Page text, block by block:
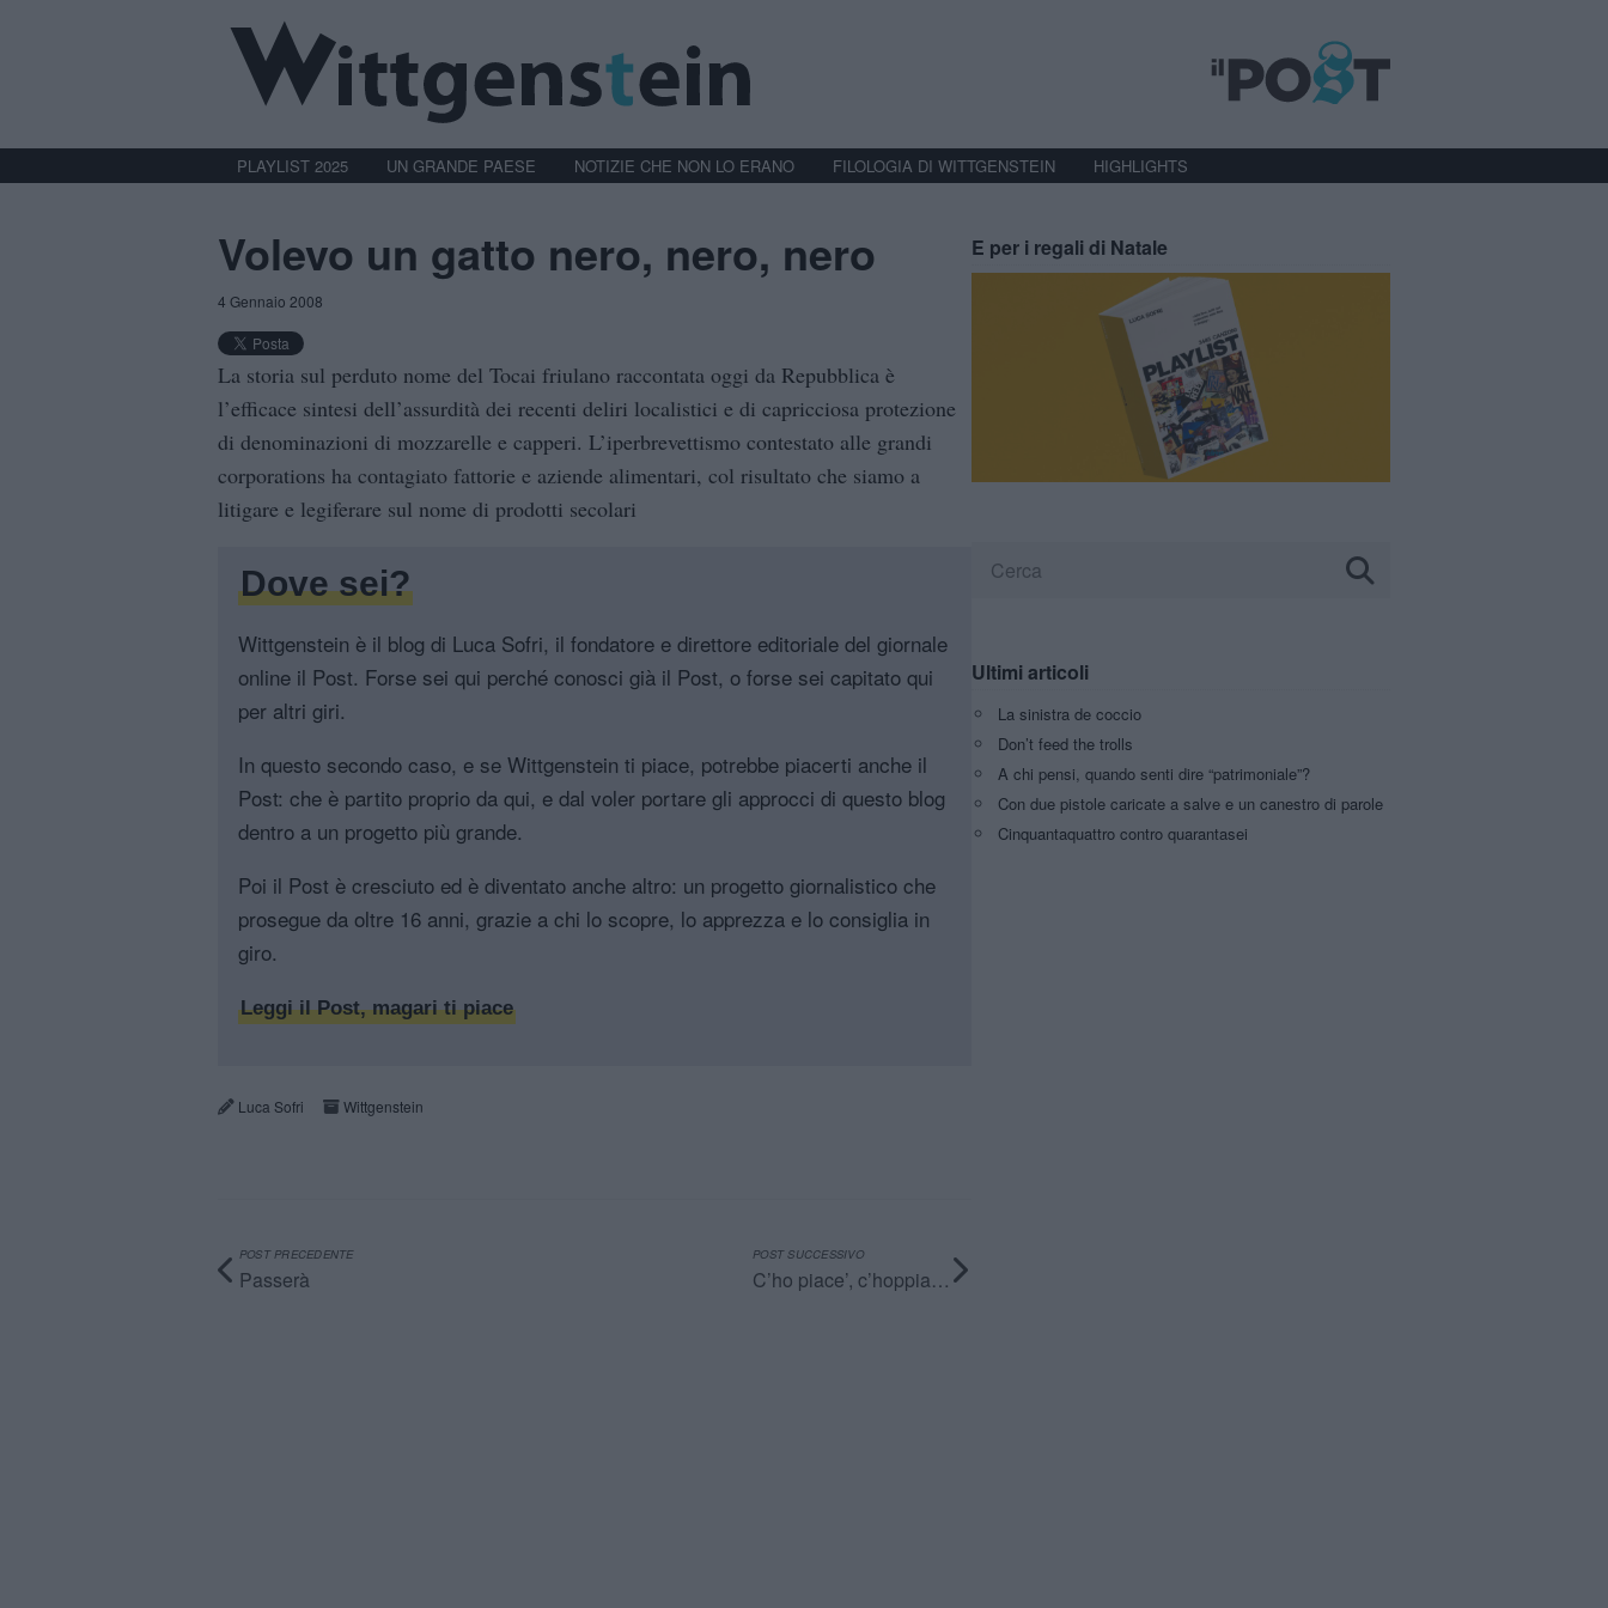
PLAYLIST 2025 UN GRANDE PAESE NOTIZIE CHE NON LO ERANO FILOLOGIA DI WITTGENSTEIN HIGHLIGHTS
Volevo un gatto nero, nero, nero
4 Gennaio 2008
La storia sul perduto nome del Tocai friulano raccontata oggi da Repubblica è
l’efficace sintesi dell’assurdità dei recenti deliri localistici e di capricciosa protezione
di denominazioni di mozzarelle e capperi. L’iperbrevettismo contestato alle grandi
corporations ha contagiato fattorie e aziende alimentari, col risultato che siamo a
litigare e legiferare sul nome di prodotti secolari
Dove sei?
Wittgenstein è il blog di Luca Sofri, il fondatore e direttore editoriale del giornale
online il Post. Forse sei qui perché conosci già il Post, o forse sei capitato qui
per altri giri.
In questo secondo caso, e se Wittgenstein ti piace, potrebbe piacerti anche il
Post: che è partito proprio da qui, e dal voler portare gli approcci di questo blog
dentro a un progetto più grande.
Poi il Post è cresciuto ed è diventato anche altro: un progetto giornalistico che
prosegue da oltre 16 anni, grazie a chi lo scopre, lo apprezza e lo consiglia in
giro.
Leggi il Post, magari ti piace
Luca Sofri Wittgenstein
POST PRECEDENTE
Passerà
POST SUCCESSIVO
C’ho piace’, c’hoppia…
E per i regali di Natale
Ultimi articoli
La sinistra de coccio
Don’t feed the trolls
A chi pensi, quando senti dire “patrimoniale”?
Con due pistole caricate a salve e un canestro di parole
Cinquantaquattro contro quarantasei